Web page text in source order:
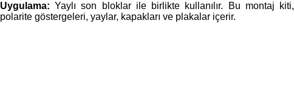
Uygulama: Yaylı son bloklar ile birlikte kullanılır. Bu montaj kiti,
polarite göstergeleri, yaylar, kapakları ve plakalar içerir.